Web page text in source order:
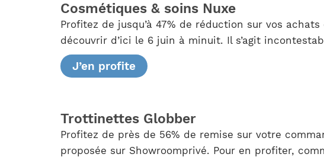
Cosmétiques & soins Nuxe
Profitez de jusqu’à 47% de réduction sur vos
découvrir d’ici le 6 juin à minuit. Il s’agit
J’en profite
Trottinettes Globber
Profitez de près de 56% de remise sur votre
proposée sur Showroomprivé. Pour en profiter,